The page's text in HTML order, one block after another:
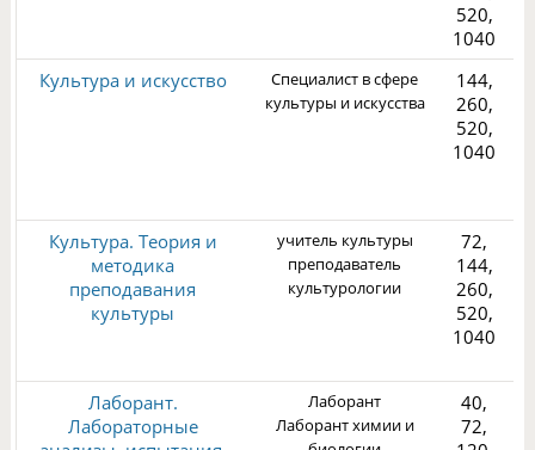
520,
1040
Культура и искусство
Специалист в сфере
культуры и искусства
144,
260,
520,
1040
Культура. Теория и
методика
преподавания
культуры
учитель культуры
преподаватель
культурологии
72,
144,
260,
520,
1040
Лаборант.
Лабораторные
Лаборант
Лаборант химии и
40,
72,